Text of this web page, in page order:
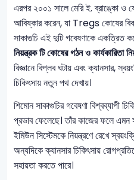
এরপর ২০০১ সালে মেরি ই. ব্রাঙ্কো ও
আবিষ্কার করেন, যা Tregs কোষের
সাকাগুচি এই দুটি গবেষণাকে একত্রিত
নিয়ন্ত্রক টি কোষের গঠন ও কার্যকারিতা
বিজ্ঞানে বিপ্লব ঘটায় এবং ক্যানসার,
চিকিৎসায় নতুন পথ দেখায়।
শিমোন সাকাগুচির গবেষণা বিশ্বব্যাপী
প্রভাব ফেলেছে। তাঁর কাজের ফলে এমন
ইমিউন সিস্টেমকে নিয়ন্ত্রণে রেখে
অন্যদিকে ক্যানসার চিকিৎসায়
সহায়তা করতে পারে।